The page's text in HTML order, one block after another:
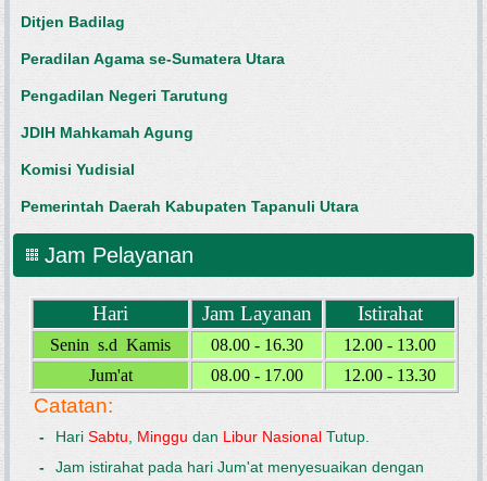
Ditjen Badilag
Peradilan Agama se-Sumatera Utara
Pengadilan Negeri Tarutung
JDIH Mahkamah Agung
Komisi Yudisial
Pemerintah Daerah Kabupaten Tapanuli Utara
Jam Pelayanan
Hari Jam Layanan Istirahat
Senin s.d Kamis 08.00 - 16.30
12.00 - 13.00
Jum'at
08.00 - 17.00 12.00 - 13.30
Catatan:
- HariSabtu, Minggu dan Libur Nasional Tutup.
-
Jam istirahat pada hari Jum'at menyesuaikan dengan